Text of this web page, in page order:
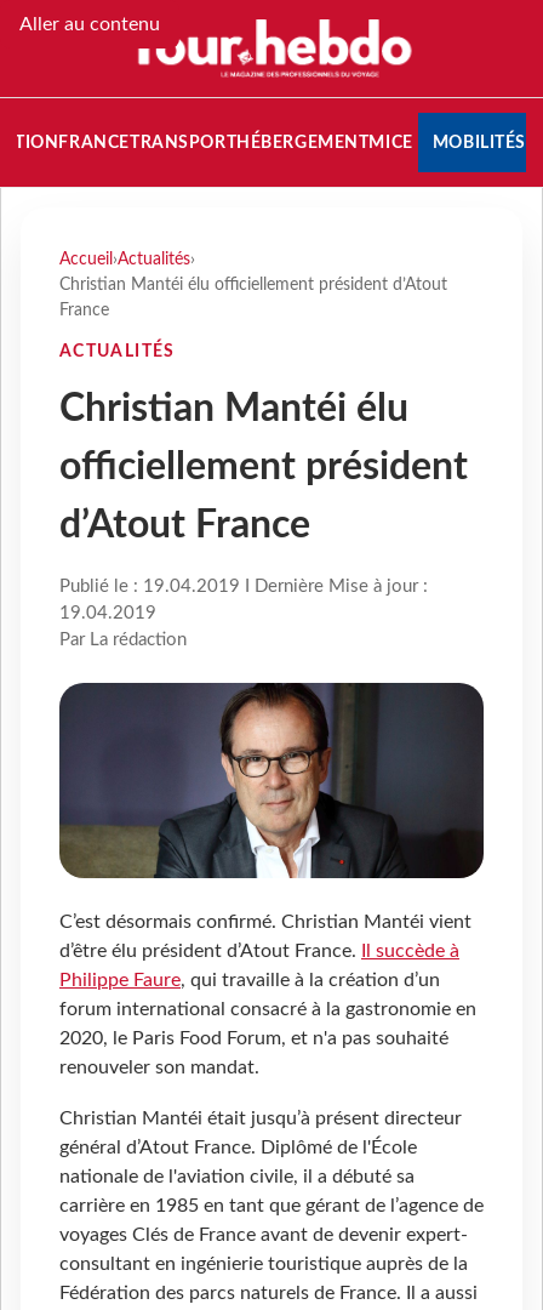
Aller au contenu
FRANCETRANSPORT HÉBERGEMENTMICE MOBILITÉS
Accueil ›Actualités›
Christian Mantéi élu officiellement président d’Atout
France
ACTUALITÉS
Christian Mantéi élu
officiellement président
d’Atout France
Publié le : 19.04.2019 I Dernière Mise à jour :
19.04.2019
Par La rédaction
C’est désormais confirmé. Christian Mantéi vient
d’être élu président d’Atout France. Il succède à
Philippe Faure, qui travaille à la création d’un
forum international consacré à la gastronomie en
2020, le Paris Food Forum, et n'a pas souhaité
renouveler son mandat.
Christian Mantéi était jusqu’à présent directeur
général d’Atout France. Diplômé de l'École
nationale de l'aviation civile, il a débuté sa
carrière en 1985 en tant que gérant de l’agence de
voyages Clés de France avant de devenir expert-
consultant en ingénierie touristique auprès de la
Fédération des parcs naturels de France. Il a aussi